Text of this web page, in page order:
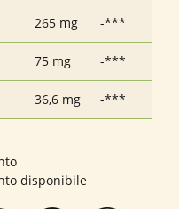
265 mg -***
75 mg -***
36,6 mg -***
disponibile